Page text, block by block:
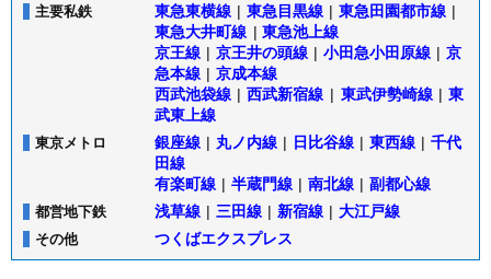
主要私鉄 東急東横線 | 東急目黒線 | 東急田園都市線 |
東急大井町線 | 東急池上線
京王線 | 京王井の頭線 | 小田急小田原線 | 京
急本線 | 京成本線
西武池袋線 | 西武新宿線 | 東武伊勢崎線 | 東
武東上線
東京メトロ 銀座線 | 丸ノ内線 | 日比谷線 | 東西線 | 千代
田線
有楽町線 | 半蔵門線 | 南北線 | 副都心線
都営地下鉄 浅草線 | 三田線 | 新宿線 | 大江戸線
その他 つくばエクスプレス